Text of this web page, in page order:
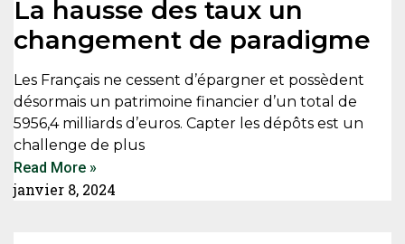
La hausse des taux un
changement de paradigme
Les Français ne cessent d’épargner et possèdent
désormais un patrimoine financier d’un total de
5956,4 milliards d’euros. Capter les dépôts est un
challenge de plus
Read More »
janvier 8, 2024